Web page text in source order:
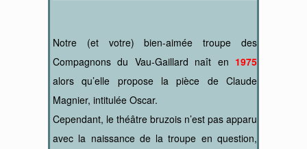
Notre (et votre) bien-aimée troupe des
Compagnons du Vau-Gaillard naît en 1975
alors qu’elle propose la pièce de Claude
Magnier, intitulée Oscar.
Cependant, le théâtre bruzois n’est pas apparu
avec la naissance de la troupe en question,